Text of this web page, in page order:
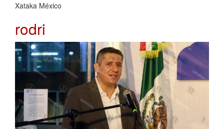
Xataka México
rodri